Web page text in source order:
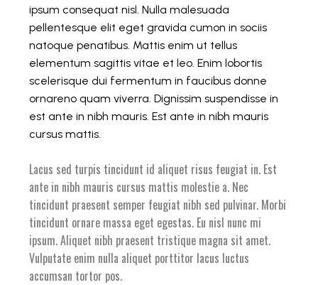
ipsum consequat nisl. Nulla malesuada
pellentesque elit eget gravida cumon in sociis
natoque penatibus. Mattis enim ut tellus
elementum sagittis vitae et leo. Enim lobortis
scelerisque dui fermentum in faucibus donne
ornareno quam viverra. Dignissim suspendisse in
est ante in nibh mauris. Est ante in nibh mauris
cursus mattis.
Lacus sed turpis tincidunt id aliquet risus feugiat in. Est
ante in nibh mauris cursus mattis molestie a. Nec
tincidunt praesent semper feugiat nibh sed pulvinar. Morbi
tincidunt ornare massa eget egestas. Eu nisl nunc mi
ipsum. Aliquet nibh praesent tristique magna sit amet.
Vulputate enim nulla aliquet porttitor lacus luctus
accumsan tortor pos.